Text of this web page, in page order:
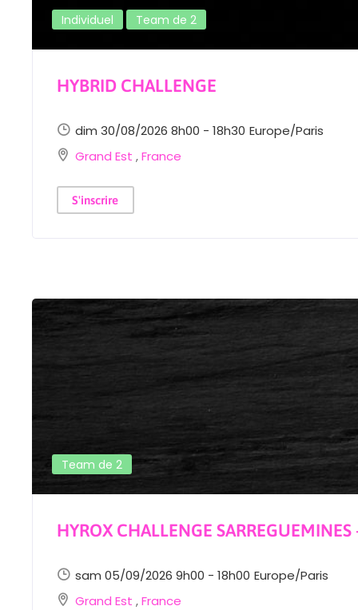
Individuel Team de 2
HYBRID CHALLENGE
dim 30/08/2026 8h00 - 18h30 Europe/Paris
Grand Est ,France
S'inscrire
Team de 2
HYROX CHALLENGE
sam 05/09/2026 9h00 - 18h00 Europe/Paris
Grand Est ,France